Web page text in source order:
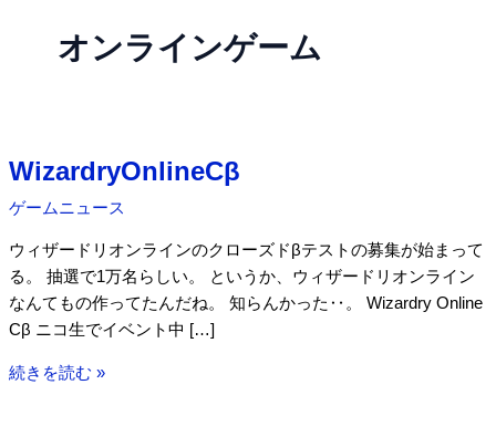
オンラインゲーム
WizardryOnlineCβ
ゲームニュース
ウィザードリオンラインのクローズドβテストの募集が始まって
る。 抽選で1万名らしい。 というか、ウィザードリオンライン
なんてもの作ってたんだね。 知らんかった‥。 Wizardry Online
Cβ ニコ生でイベント中 […]
WizardryOnlineCβ
続きを読む »